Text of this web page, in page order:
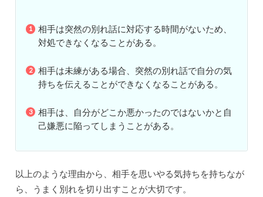
相手は突然の別れ話に対応する時間がないため、
対処できなくなることがある。
相手は未練がある場合、突然の別れ話で自分の気
持ちを伝えることができなくなることがある。
相手は、自分がどこか悪かったのではないかと自
己嫌悪に陥ってしまうことがある。
以上のような理由から、相手を思いやる気持ちを持ちなが
ら、うまく別れを切り出すことが大切です。